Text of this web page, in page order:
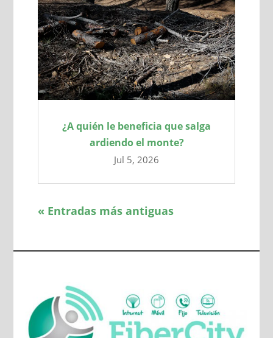
¿A quién le beneficia que salga
ardiendo el monte?
Jul 5, 2026
« Entradas más antiguas